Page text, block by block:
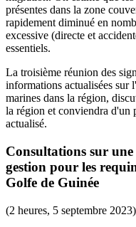
présentes dans la zone
rapidement diminué en
excessive (directe et
essentiels.
La troisième réunion des
informations actualisées sur
marines dans la région,
la région et conviendra d'un
actualisé.
Consultations sur
gestion pour les
Golfe de Guinée
(2 heures, 5 septembre 2023)